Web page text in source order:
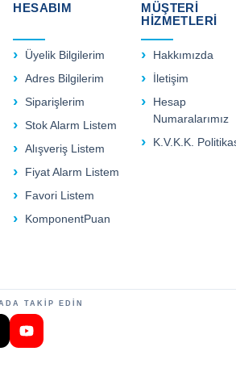
HESABIM
Üyelik Bilgilerim
Adres Bilgilerim
Siparişlerim
Stok Alarm Listem
Alışveriş Listem
Fiyat Alarm Listem
Favori Listem
KomponentPuan
MÜŞTERİ
HİZMETLERİ
Hakkımızda
İletişim
Hesap
Numaralarımız
K.V.K.K.
TAKİP EDİN